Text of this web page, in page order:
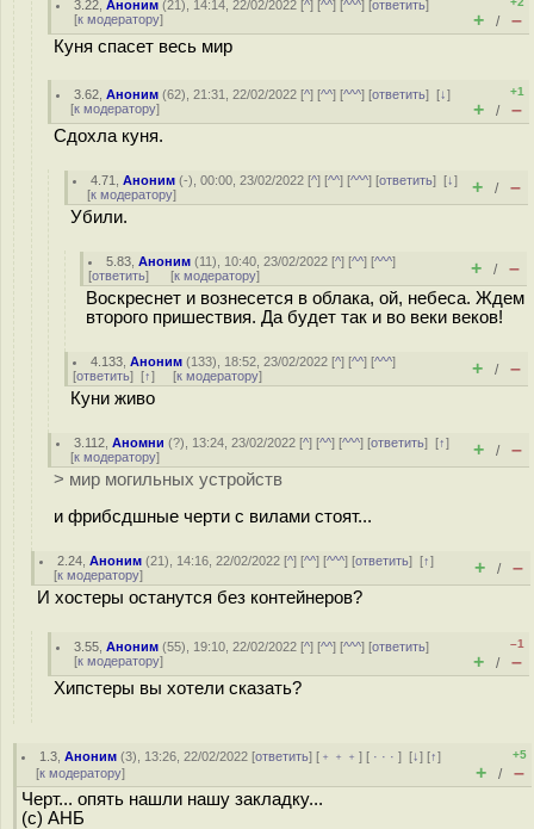
3.22 ,Аноним (21), 14:14, 22/02/2022 [^] [^^] [^^^] [ответить]
[к модератору] + / –
Куня спасет весь мир
3.62 ,Аноним (62), 21:31, 22/02/2022 [^] [^^] [^^^] [ответить][↓]
[к модератору]
+1
+ / –
Сдохла куня.
4.71 ,Аноним (-), 00:00, 23/02/2022 [^] [^^] [^^^] [ответить][↓]
[к модератору] + / –
Убили.
5.83 ,Аноним (11), 10:40, 23/02/2022 [^] [^^] [^^^]
[ответить] [к модератору] + / –
Воскреснет и вознесется в облака, ой, небеса. Ждем
второго пришествия. Да будет так и во веки веков!
4.133 ,Аноним (133), 18:52, 23/02/2022 [^] [^^] [^^^]
[ответить] [↑] [к модератору] + / –
Куни живо
3.112 ,Аномни (?), 13:24, 23/02/2022 [^] [^^] [^^^] [ответить][↑]
[к модератору] + / –
> мир могильных устройств
и фрибсдшные черти с вилами стоят...
2.24 ,Аноним (21), 14:16, 22/02/2022 [^] [^^] [^^^] [ответить][↑]
[к модератору] + / –
И хостеры останутся без контейнеров?
3.55 ,Аноним (55), 19:10, 22/02/2022 [^] [^^] [^^^] [ответить]
[к модератору]
–1
+ / –
Хипстеры вы хотели сказать?
1.3 ,Аноним (3), 13:26, 22/02/2022 [ответить] [ ﹢﹢﹢] [ · · ·][↓] [↑]
[к модератору]
+5
+ / –
Черт... опять нашли нашу закладку...
(с) АНБ